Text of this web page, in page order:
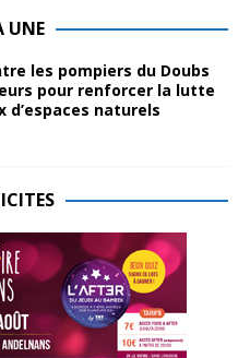
UNE
les pompiers du Doubs
pour renforcer la lutte
d’espaces naturels